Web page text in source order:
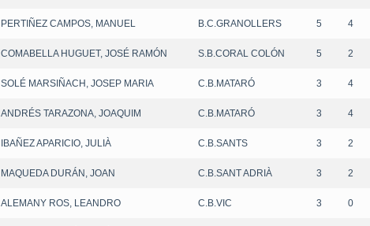
PERTIÑEZ CAMPOS, MANUEL B.C.GRANOLLERS 5 4
COMABELLA HUGUET, JOSÉ RAMÓN S.B.CORAL COLÓN 5 2
SOLÉ MARSIÑACH, JOSEP MARIA C.B.MATARÓ 3 4
ANDRÉS TARAZONA, JOAQUIM C.B.MATARÓ 3 4
IBAÑEZ APARICIO, JULIÀ C.B.SANTS 3 2
MAQUEDA DURÁN, JOAN C.B.SANT ADRIÀ 3 2
ALEMANY ROS, LEANDRO C.B.VIC 3 0